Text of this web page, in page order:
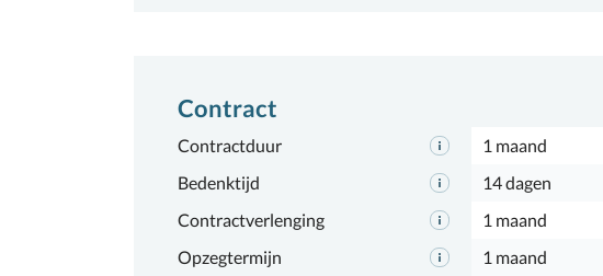
Contract
Contractduur
1 maand
Bedenktijd
14 dagen
Contractverlenging
1 maand
Opzegtermijn
1 maand